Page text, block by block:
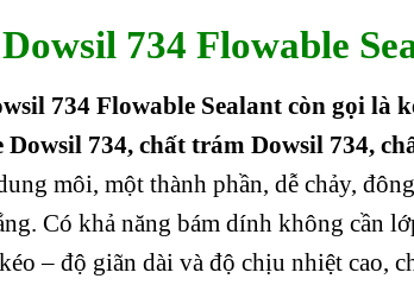
734 Flowable
734 Flowable Sealant còn gọi là
Dowsil 734, chất trám Dowsil 734,
môi, một thành phần, dễ chảy,
Có khả năng bám dính không cần
– độ giãn dài và độ chịu nhiệt cao,